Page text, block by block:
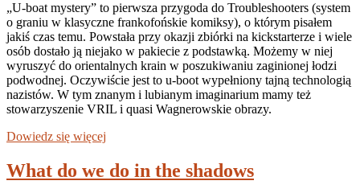
„U-boat mystery” to pierwsza przygoda do Troubleshooters (system
o graniu w klasyczne frankofońskie komiksy), o którym pisałem
jakiś czas temu. Powstała przy okazji zbiórki na kickstarterze i wiele
osób dostało ją niejako w pakiecie z podstawką. Możemy w niej
wyruszyć do orientalnych krain w poszukiwaniu zaginionej łodzi
podwodnej. Oczywiście jest to u-boot wypełniony tajną technologią
nazistów. W tym znanym i lubianym imaginarium mamy też
stowarzyszenie VRIL i quasi Wagnerowskie obrazy.
Dowiedz się więcej
What do we do in the shadows